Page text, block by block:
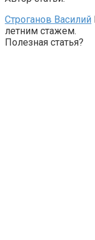
Строганов Василий
летним стажем.
Полезная статья?